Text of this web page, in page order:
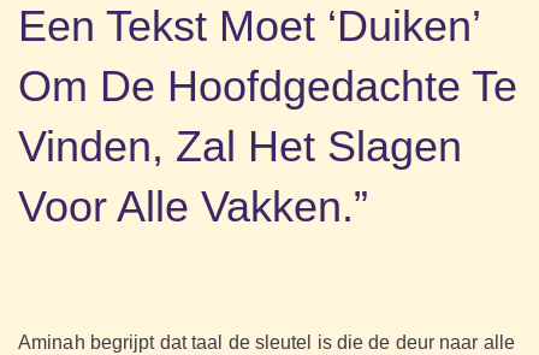
Een Tekst Moet ‘duiken’
Om De Hoofdgedachte Te
Vinden, Zal Het Slagen
Voor Alle Vakken.”
Aminah begrijpt dat taal de sleutel is die de deur naar alle